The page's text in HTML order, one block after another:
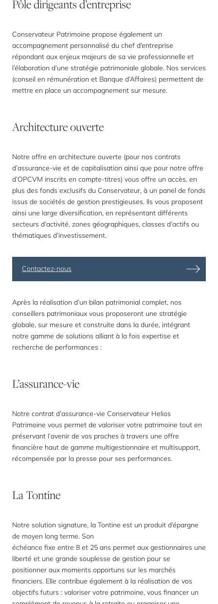
Pôledirigeantsd’entreprise
Conservateur Patrimoine propose également un
accompagnement personnalisé du chef d’entreprise
répondant aux enjeux majeurs de sa vie professionnelle et
l’élaboration d’une stratégie patrimoniale globale. Nos services
(conseil en rémunération et Banque d’Affaires) permettent de
mettre en place un accompagnement sur mesure.
Architectureouverte
Notre offre en architecture ouverte (pour nos contrats
d’assurance-vie et de capitalisation ainsi que pour notre offre
d’OPCVM inscrits en compte-titres) vous offre un accès, en
plus des fonds exclusifs du Conservateur, à un panel de fonds
issus de sociétés de gestion prestigieuses. Ils vous proposent
ainsi une large diversification, en représentant différents
secteurs d’activité, zones géographiques, classes d’actifs ou
thématiques d’investissement.
Contactez-nous
Après la réalisation d’un bilan patrimonial complet, nos
conseillers patrimoniaux vous proposeront une stratégie
globale, sur mesure et construite dans la durée, intégrant
notre gamme de solutions alliant à la fois expertise et
recherche de performances :
L’assurance-vie
Notre contrat d’assurance-vie Conservateur Helios
Patrimoine vous permet de valoriser votre patrimoine tout en
préservant l’avenir de vos proches à travers une offre
financière haut de gamme multigestionnaire et multisupport,
récompensée par la presse pour ses performances.
LaTontine
Notre solution signature, la Tontine est un produit d’épargne
de moyen long terme. Son
échéance fixe entre 8 et 25 ans permet aux gestionnaires une
liberté et une grande souplesse de gestion pour se
positionner aux moments opportuns sur les marchés
financiers. Elle contribue également à la réalisation de vos
objectifs futurs : valoriser votre patrimoine, vous financer un